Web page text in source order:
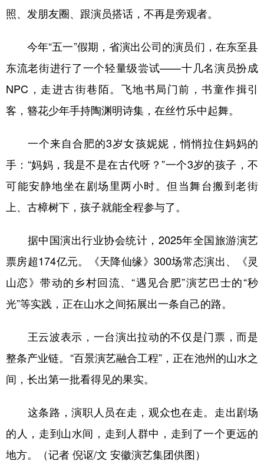
照、发朋友圈、跟演员搭话，不再是旁观者。
今年“五一”假期，省演出公司的演员们，在东至县
东流老街进行了一个轻量级尝试——十几名演员扮成
NPC，走进古街巷陌。飞地书局门前，书童作揖引
客，簪花少年手持陶渊明诗集，在丝竹乐中起舞。
一个来自合肥的3岁女孩妮妮，悄悄拉住妈妈的
手：“妈妈，我是不是在古代呀？”一个3岁的孩子，不
可能安静地坐在剧场里两小时。但当舞台搬到老街
上、古樟树下，孩子就能全程参与了。
据中国演出行业协会统计，2025年全国旅游演艺
票房超174亿元。《天降仙缘》300场常态演出、《灵
山恋》带动的乡村回流、“遇见合肥”演艺巴士的“秒
光”等实践，正在山水之间拓展出一条自己的路。
王云波表示，一台演出拉动的不仅是门票，而是
整条产业链。“百景演艺融合工程”，正在池州的山水之
间，长出第一批看得见的果实。
这条路，演职人员在走，观众也在走。走出剧场
的人，走到山水间，走到人群中，走到了一个更远的
地方。（记者 倪讴/文 安徽演艺集团供图）